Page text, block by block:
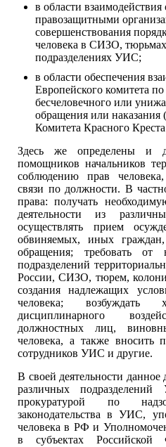
в области
правозащитными
совершенствования
человека в СИЗО,
подразделениях УИС;
в области обеспечения
Европейского комитета
бесчеловечного или
обращения или
Комитета Красного
Здесь же определены и
помощников начальников
соблюдению прав
связи по должности. В
права: получать
деятельности из
осуществлять прием
обвиняемых, иных
обращения; требовать от
подразделений
России, СИЗО, тюрем,
создания надлежащих
человека; возбуждать
дисциплинарного
должностных лиц,
человека, а также вносить
сотрудников УИС и другие.
В своей деятельности
различных
прокуратурой по
законодательства в УИС,
человека в РФ и
в субъектах Российской